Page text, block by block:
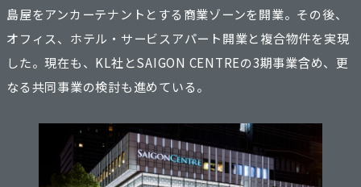
島屋をアンカーテナントとする商業ゾーンを開業。その後、
オフィス、ホテル・サービスアパート開業と複合物件を実現
した。現在も、KL社とSAIGON CENTREの3期事業含め、更
なる共同事業の検討も進めている。